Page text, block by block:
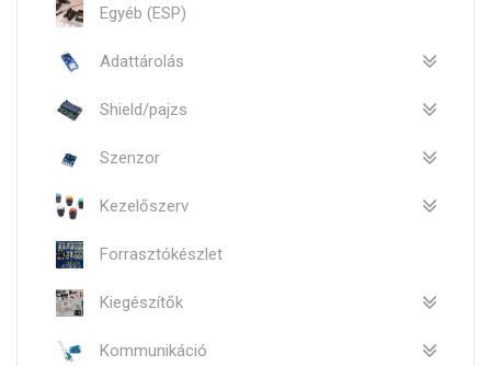
Egyéb (ESP)
Adattárolás
Shield/pajzs
Szenzor
Kezelőszerv
Forrasztókészlet
Kiegészítők
Kommunikáció